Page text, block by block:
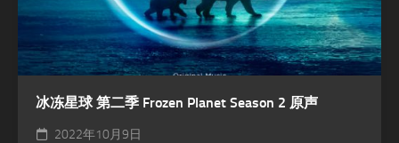
冰冻星球 第二季 Frozen Planet Season 2 原声
2022年10月9日